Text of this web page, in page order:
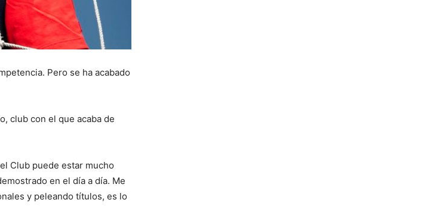
Pero se ha acabado
club con el que acaba de
Club puede estar mucho
en el día a día. Me
y peleando títulos, es lo